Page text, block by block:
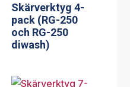
Skärverktyg 4-
pack (RG-250
och RG-250
diwash)